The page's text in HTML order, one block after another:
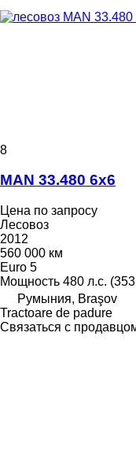
8
MAN 33.480 6x6
Цена по запросу
Лесовоз
2012
560 000 км
Euro 5
Мощность 480 л.с.
Румыния, Braşov
Tractoare de padure
Связаться с